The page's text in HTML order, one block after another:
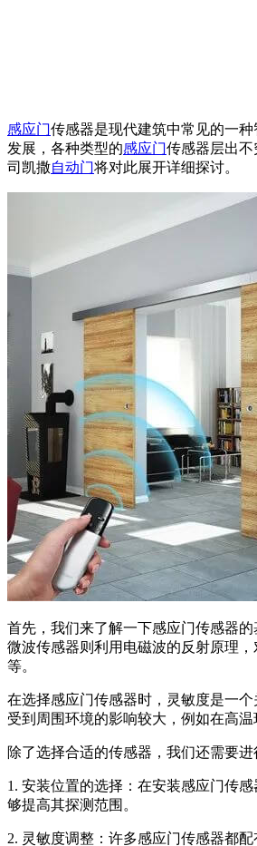
感应门传感器是现代建筑中常见的一
发展，各种类型的感应门传感器层出
司凯撒自动门将对此展开详细探讨。
首先，我们来了解一下感应门传感器
微波传感器则利用电磁波的反射原理
等。
在选择感应门传感器时，灵敏度是一
受到周围环境的影响较大，例如在高
除了选择合适的传感器，我们还需要
1. 安装位置的选择：在安装感应门传
够提高其探测范围。
2. 灵敏度调整：许多感应门传感器都